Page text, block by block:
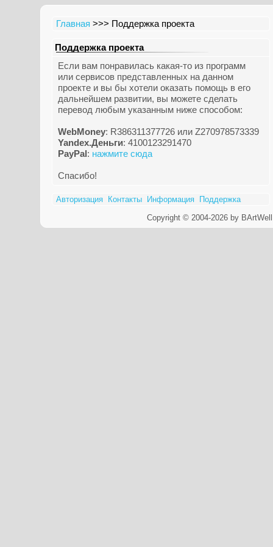
Главная >>> Поддержка проекта
Поддержка проекта
Если вам понравилась какая-то из программ
или сервисов представленных на данном
проекте и вы бы хотели оказать помощь в его
дальнейшем развитии, вы можете сделать
перевод любым указанным ниже способом:
WebMoney: R386311377726 или Z270978573339
Yandex.Деньги: 4100123291470
PayPal: нажмите сюда
Спасибо!
Авторизация Контакты Информация
Поддержка
Copyright © 2004-2026 by BArtWell